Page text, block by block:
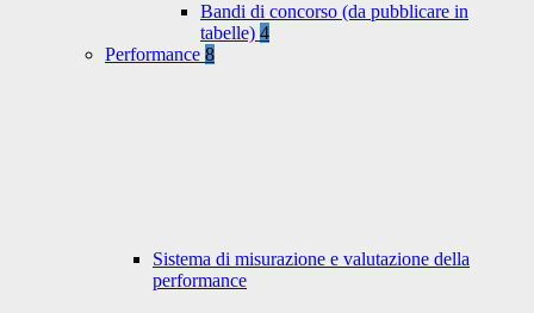
Bandi di concorso (da pubblicare in
tabelle) 4
Performance 8
Sistema di misurazione e valutazione della
performance